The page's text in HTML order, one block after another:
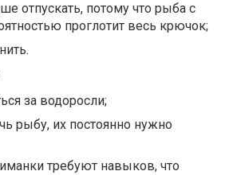
отпускать, потому что рыба с
проглотит весь крючок;
за водоросли;
рыбу, их постоянно нужно
требуют навыков, что